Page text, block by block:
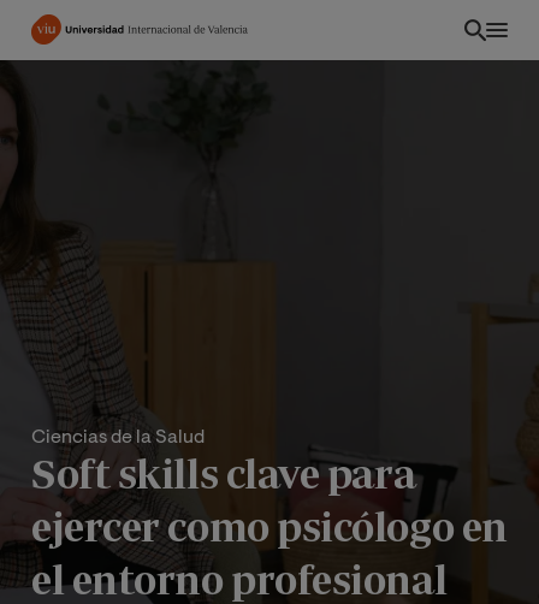
Pasar
principal
Ciencias de la Salud
Soft skills clave para
ejercer como psicólogo en
el entorno profesional